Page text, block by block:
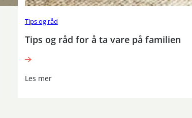
Tips og råd
Tips og råd for å ta vare på familien
Les mer